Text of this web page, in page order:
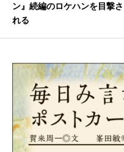
ン』続編のロケハンを目撃さ
れる